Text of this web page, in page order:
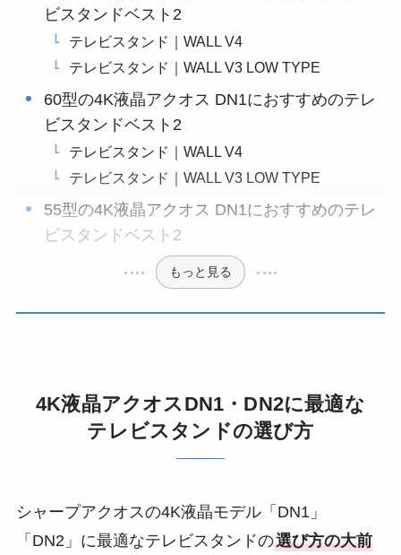
ビスタンドベスト2
テレビスタンド｜WALL V4
テレビスタンド｜WALL V3 LOW TYPE
60型の4K液晶アクオス DN1におすすめのテレ
ビスタンドベスト2
テレビスタンド｜WALL V4
テレビスタンド｜WALL V3 LOW TYPE
55型の4K液晶アクオス DN1におすすめのテレ
ビスタンドベスト2
もっと見る
4K液晶アクオスDN1・DN2に最適な
テレビスタンドの選び方
シャープアクオスの4K液晶モデル「DN1」
「DN2」に最適なテレビスタンドの選び方の大前